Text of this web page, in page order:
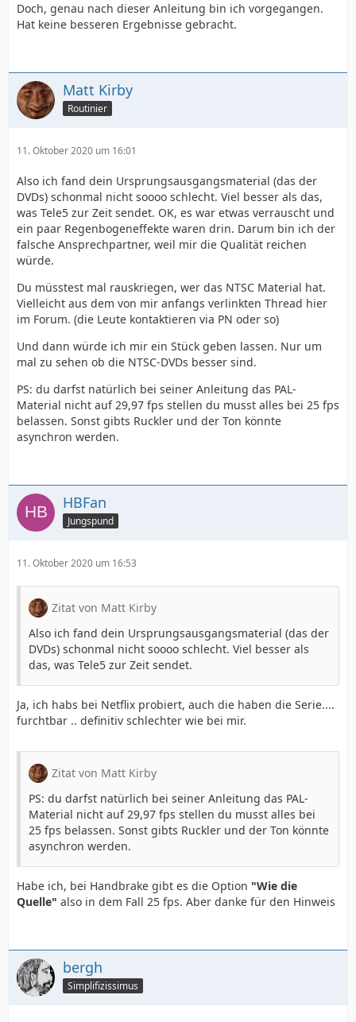
Doch, genau nach dieser Anleitung bin ich vorgegangen.
Hat keine besseren Ergebnisse gebracht.
Matt Kirby
Routinier
11. Oktober 2020 um 16:01
Also ich fand dein Ursprungsausgangsmaterial (das der
DVDs) schonmal nicht soooo schlecht. Viel besser als das,
was Tele5 zur Zeit sendet. OK, es war etwas verrauscht und
ein paar Regenbogeneffekte waren drin. Darum bin ich der
falsche Ansprechpartner, weil mir die Qualität reichen
würde.
Du müsstest mal rauskriegen, wer das NTSC Material hat.
Vielleicht aus dem von mir anfangs verlinkten Thread hier
im Forum. (die Leute kontaktieren via PN oder so)
Und dann würde ich mir ein Stück geben lassen. Nur um
mal zu sehen ob die NTSC-DVDs besser sind.
PS: du darfst natürlich bei seiner Anleitung das PAL-
Material nicht auf 29,97 fps stellen du musst alles bei 25 fps
belassen. Sonst gibts Ruckler und der Ton könnte
asynchron werden.
HBFan
Jungspund
11. Oktober 2020 um 16:53
Zitat von Matt Kirby
Also ich fand dein Ursprungsausgangsmaterial (das der
DVDs) schonmal nicht soooo schlecht. Viel besser als
das, was Tele5 zur Zeit sendet.
Ja, ich habs bei Netflix probiert, auch die haben die Serie....
furchtbar .. definitiv schlechter wie bei mir.
Zitat von Matt Kirby
PS: du darfst natürlich bei seiner Anleitung das PAL-
Material nicht auf 29,97 fps stellen du musst alles bei
25 fps belassen. Sonst gibts Ruckler und der Ton könnte
asynchron werden.
Habe ich, bei Handbrake gibt es die Option "Wie die
Quelle" also in dem Fall 25 fps. Aber danke für den Hinweis
bergh
Simplifizissimus